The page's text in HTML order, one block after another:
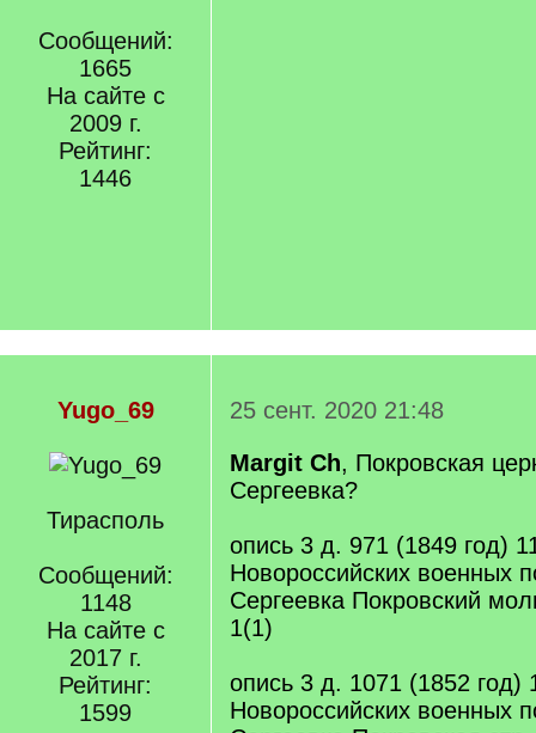
Сообщений:
1665
На сайте с
2009 г.
Рейтинг:
1446
Yugo_69
Тирасполь
Сообщений:
1148
На сайте с
2017 г.
Рейтинг:
1599
25 сент. 2020 21:48
Margit Ch, Покровская
Сергеевка?
опись 3 д. 971 (1849 год)
Новороссийских военных
Сергеевка Покровский
1(1)
опись 3 д. 1071 (1852 год)
Новороссийских военных